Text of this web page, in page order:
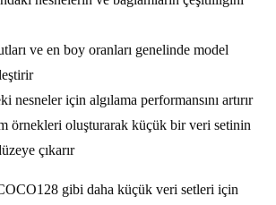
ve en boy oranları genelinde model
nesneler için algılama performansını artırır
örnekleri oluşturarak küçük bir veri setinin
çıkarır
gibi daha küçük veri setleri için